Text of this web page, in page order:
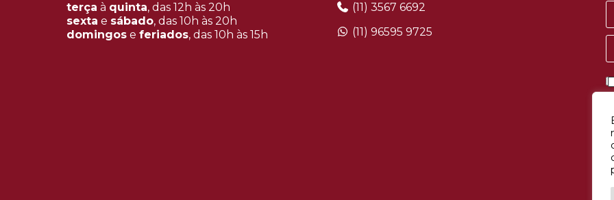
terça à quinta, das 12h às 20h
sexta e sábado, das 10h às 20h
domingos eferiados, das 10h às 15h
(11) 3567 6692
(11) 96595 9725